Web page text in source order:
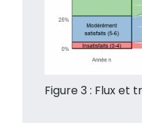
Figure 3 : Flux et